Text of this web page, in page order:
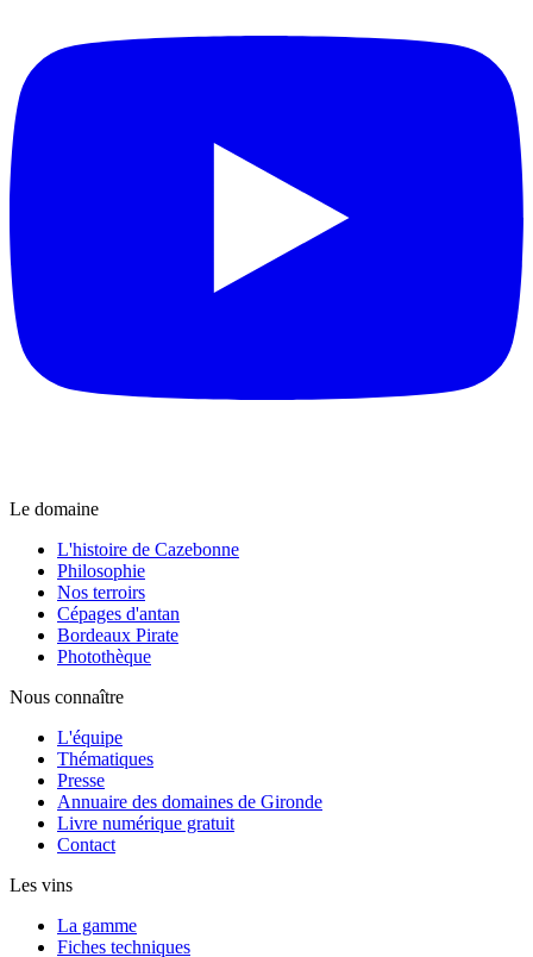
Le domaine
L'histoire de Cazebonne
Philosophie
Nos terroirs
Cépages d'antan
Bordeaux Pirate
Photothèque
Nous connaître
L'équipe
Thématiques
Presse
Annuaire des domaines de Gironde
Livre numérique gratuit
Contact
Les vins
La gamme
Fiches techniques